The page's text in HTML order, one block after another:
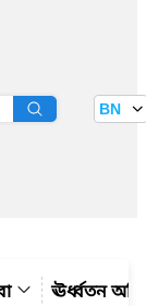
BN
ঊর্ধ্বতন